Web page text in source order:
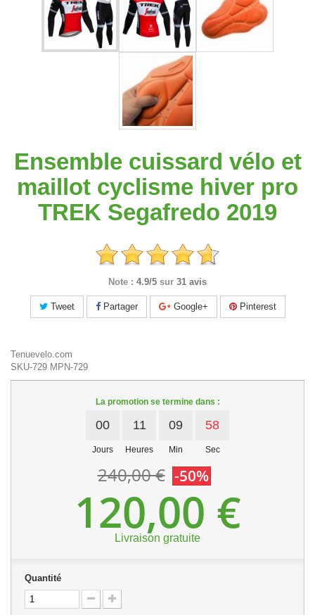
Ensemble cuissard vélo et
maillot cyclisme hiver pro
TREK Segafredo 2019
Note : 4.9/5 sur 31 avis
Tweet Partager Google+ Pinterest
Tenuevelo.com
SKU-729 MPN-729
La promotion se termine dans :
00
Jours
11
Heures
09
Min
58
Sec
240,00 € -50%
120,00 €
Livraison gratuite
Quantité